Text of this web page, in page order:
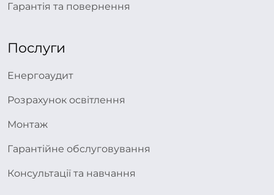
Гарантія та повернення
Послуги
Енергоаудит
Розрахунок освітлення
Монтаж
Гарантійне обслуговування
Консультації та навчання